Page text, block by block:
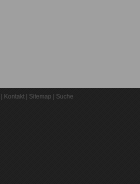
Kontakt Sitemap Suche